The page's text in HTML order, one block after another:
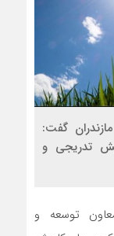
گفت:
تدریجی و
توسعه و